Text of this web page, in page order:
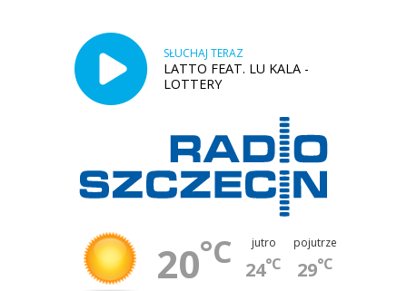
SŁUCHAJ TERAZ
LATTO FEAT. LU KALA -
LOTTERY
20°C jutro
24°C
pojutrze
29°C